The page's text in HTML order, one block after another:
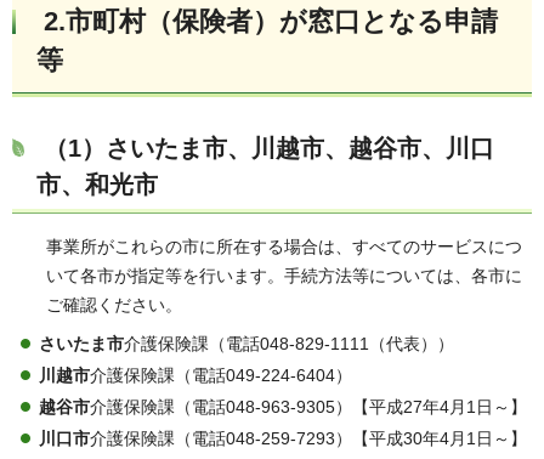
2.市町村（保険者）が窓口となる申請
等
（1）さいたま市、川越市、越谷市、川口
市、和光市
事業所がこれらの市に所在する場合は、すべてのサービスにつ
いて各市が指定等を行います。手続方法等については、各市に
ご確認ください。
さいたま市介護保険課（電話048-829-1111（代表））
川越市介護保険課（電話049-224-6404）
越谷市介護保険課（電話048-963-9305）【平成27年4月1日～】
川口市介護保険課（電話048-259-7293）【平成30年4月1日～】